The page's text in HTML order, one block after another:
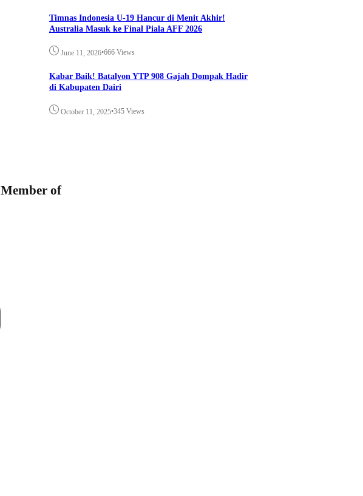
Timnas Indonesia U-19 Hancur di Menit Akhir!
Australia Masuk ke Final Piala AFF 2026
June 11, 2026•666 Views
Kabar Baik! Batalyon YTP 908 Gajah Dompak Hadir
di Kabupaten Dairi
October 11, 2025•345 Views
Member of